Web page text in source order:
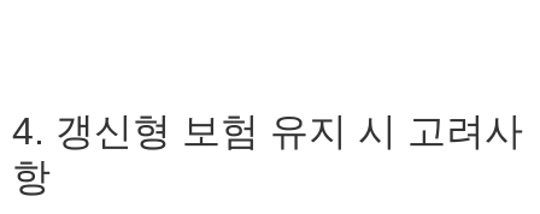
4. 갱신형 보험 유지 시 고려사
항